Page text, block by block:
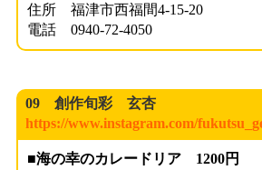
住所 福津市西福間4-15-20
電話 0940-72-4050
09 創作旬彩 玄杏
https://www.instagram.com/
■海の幸のカレードリア 1200円